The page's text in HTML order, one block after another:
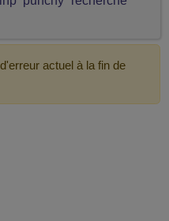
actuel à la fin de